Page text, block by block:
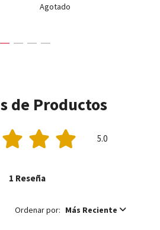
Agotado
de Productos
5.0
1 Reseña
Ordenar por: Más Reciente